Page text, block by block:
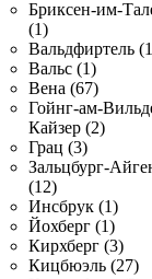
Бриксен-им-
(1)
Вальдфиртель
Вальс (1)
Вена (67)
Гойнг-ам-
Кайзер (2)
Грац (3)
Зальцбург-
(12)
Инсбрук (1)
Йохберг (1)
Кирхберг (3)
Кицбюэль (27)